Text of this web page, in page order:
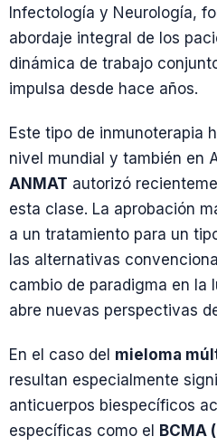
Infectología y Neurología,
abordaje integral de los
dinámica de trabajo
impulsa desde hace años.
Este tipo de inmunoterapia
nivel mundial y también en
ANMAT autorizó
esta clase. La aprobación
a un tratamiento para un
las alternativas
cambio de paradigma en la
abre nuevas perspectivas
En el caso del mieloma
resultan especialmente
anticuerpos biespecíficos
específicas como el
BCMA